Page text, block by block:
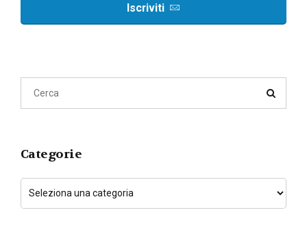
Iscriviti
Categorie